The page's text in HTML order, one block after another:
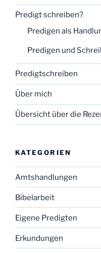
Predigt schreiben?
Predigen als
Predigen und
Predigtschreiben
Über mich
Übersicht über die
KATEGORIEN
Amtshandlungen
Bibelarbeit
Eigene Predigten
Erkundungen